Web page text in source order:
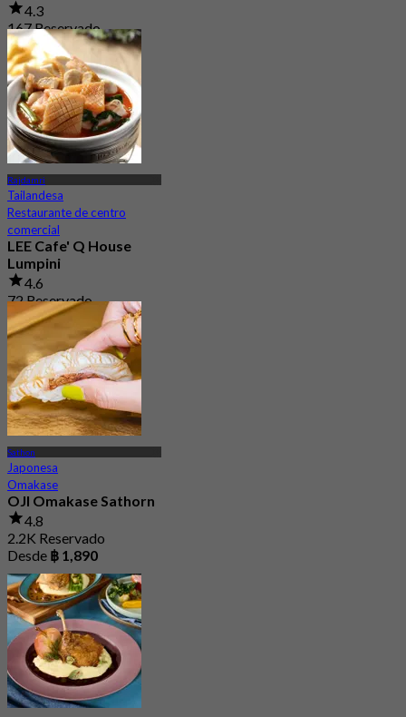
4.3
167 Reservado
Desde
฿ 1,260
Rajdamri
Tailandesa
Restaurante de centro
comercial
LEE Cafe' Q House
Lumpini
4.6
72 Reservado
Desde฿ 330
Sathon
Japonesa
Omakase
OJI Omakase Sathorn
4.8
2.2K Reservado
Desde ฿ 1,890